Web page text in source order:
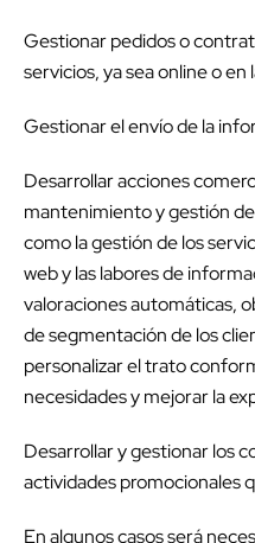
Gestionar pedidos o
servicios, ya sea online o en
Gestionar el envío de la
Desarrollar acciones
mantenimiento y gestión
como la gestión de los
web y las labores de
valoraciones automáticas,
de segmentación de los
personalizar el trato
necesidades y mejorar la
Desarrollar y gestionar los
actividades promocionales
En algunos casos será